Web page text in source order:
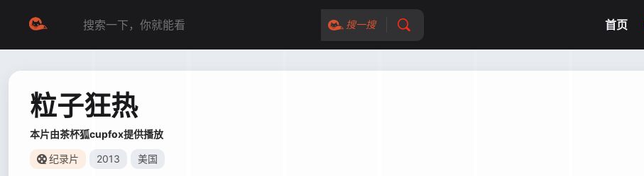
搜一搜 首页
粒子狂热
本片由茶杯狐cupfox提供播放
纪录片 2013 美国